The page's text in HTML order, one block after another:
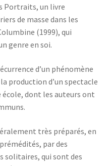
Portraits, un livre
de masse dans les
(1999), qui
genre en soi.
d’un phénomène
production d’un spectacle
école, dont les auteurs ont
très préparés, en
par des
solitaires, qui sont des